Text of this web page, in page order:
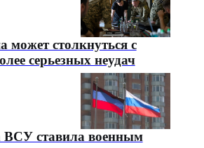
столкнуться с
серьезных неудач
ВСУ ставила военным